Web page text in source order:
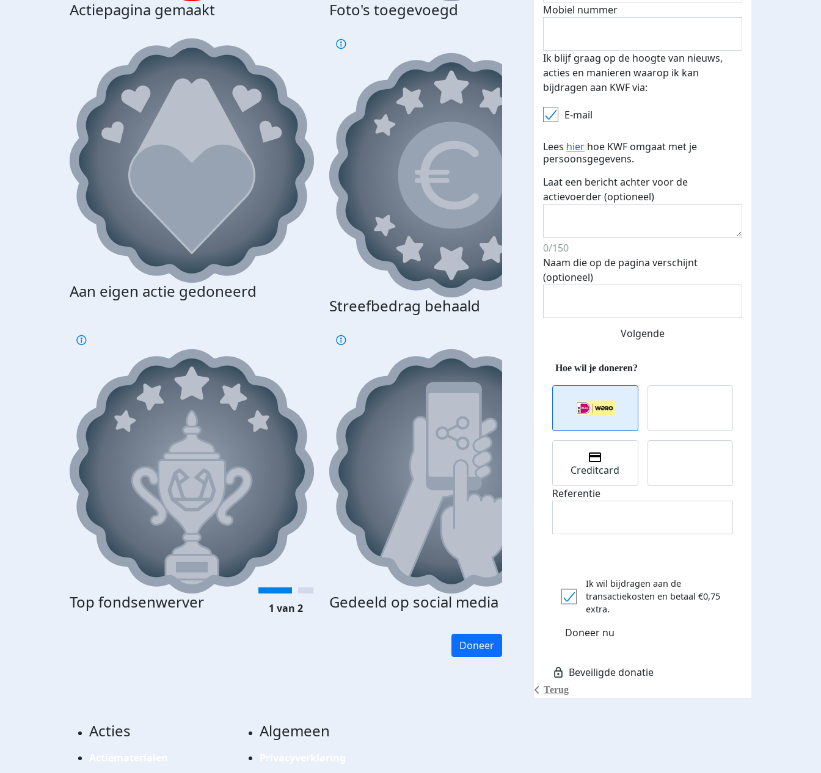
Actiepagina gemaakt Foto's toegevoegd E-mails verstuurd
Aan eigen actie gedoneerd
Streefbedrag behaald
Top fondsenwerver Gedeeld op social media Donateurs bedankt
je je speciale KWF t-shirt!
1 van 2
Doneer
Mobiel nummer
Ik blijf graag op de hoogte van nieuws,
acties en manieren waarop ik kan
bijdragen aan KWF via:
E-mail
Lees hier hoe KWF omgaat met je
persoonsgegevens.
Laat een bericht achter voor de
actievoerder (optioneel)
0/150
Naam die op de pagina verschijnt
(optioneel)
Volgende
Terug
Creditcard
Referentie
Ik wil bijdragen aan de
transactiekosten en betaal €0,75
extra.
Doneer nu
Acties Algemeen